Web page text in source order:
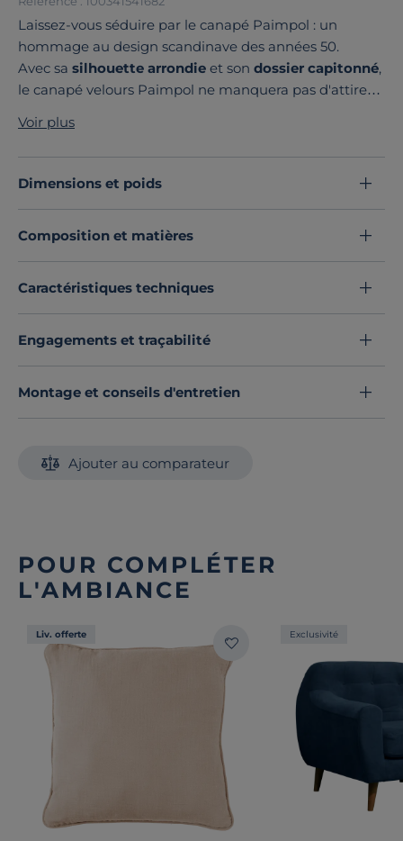
Laissez-vous séduire par le canapé Paimpol : un
hommage au design scandinave des années 50.
Avec sa silhouette arrondie et son dossier capitonné,
le canapé velours Paimpol ne manquera pas d'attirer
incarne à merveille le style scandinave, tout en
apportant une touche chaleureuse et accueillante à
votre salon.
moderne.
La collection Paimpol vous permettra de réinventer
votre espace de vie avec une
Voir plus
Dimensions et poids
Composition et matières
Caractéristiques techniques
Engagements et traçabilité
Montage et conseils d'entretien
Ajouter au comparateur
POUR COMPLÉTER
L'AMBIANCE
Liv. offerte Exclusivité